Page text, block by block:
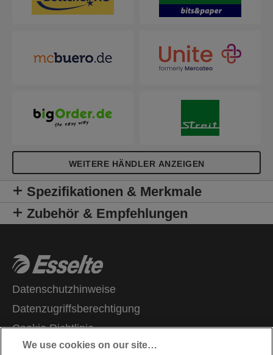
WEITERE HÄNDLER ANZEIGEN
Spezifikationen & Merkmale
Zubehör & Empfehlungen
Datenschutzhinweise
Datenzugriffsberechtigung
Cookie Richtlinie
Legal Notice
We use cookies on our site…